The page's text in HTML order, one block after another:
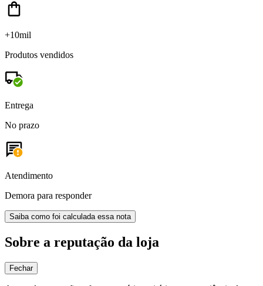
+10mil
Produtos vendidos
Entrega
No prazo
Atendimento
Demora para responder
Saiba como foi calculada essa nota
Sobre a reputação da loja
Fechar